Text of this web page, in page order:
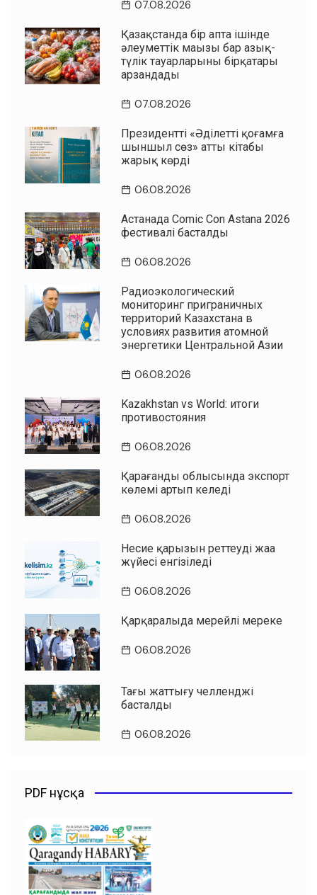
07.08.2026
Қазақстанда бір апта ішінде
әлеуметтік маңызы бар азық-
түлік тауарларының бірқатары
арзандады
07.08.2026
Президенттің «Әділетті қоғамға
шыншыл сөз» атты кітабы
жарық көрді
06.08.2026
Астанада Comic Con Astana 2026
фестивалі басталды
06.08.2026
Радиоэкологический
мониторинг приграничных
территорий Казахстана в
условиях развития атомной
энергетики Центральной Азии
06.08.2026
Kazakhstan vs World: итоги
противостояния
06.08.2026
Қарағанды облысында экспорт
көлемі артып келеді
06.08.2026
Несие қарызын реттеудің жаңа
жүйесі енгізіледі
06.08.2026
Қарқаралыда мерейлі мереке
06.08.2026
Таңғы жаттығу челленджі
басталды
06.08.2026
PDF нұсқа